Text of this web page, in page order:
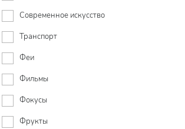
Современное искусство
Транспорт
Феи
Фильмы
Фокусы
Фрукты